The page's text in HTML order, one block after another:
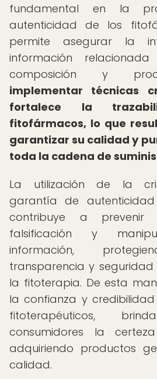
fundamental en la
autenticidad de los
permite asegurar la
información
composición y
implementar técnicas
fortalece la
fitofármacos, lo que
garantizar su calidad y
toda la cadena de
La utilización de la
garantía de
contribuye a prevenir
falsificación y
información,
transparencia y
la fitoterapia. De esta
la confianza y
fitoterapéuticos,
consumidores la
adquiriendo productos
calidad.